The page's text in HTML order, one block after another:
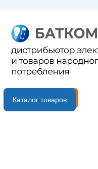
B2B портал
Каталог товаров